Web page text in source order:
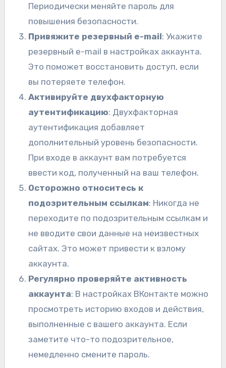
Периодически меняйте пароль для
повышения безопасности.
Привяжите резервный e-mail: Укажите
резервный e-mail в настройках аккаунта.
Это поможет восстановить доступ, если
вы потеряете телефон.
Активируйте двухфакторную
аутентификацию: Двухфакторная
аутентификация добавляет
дополнительный уровень безопасности.
При входе в аккаунт вам потребуется
ввести код, полученный на ваш телефон.
Осторожно относитесь к
подозрительным ссылкам: Никогда не
переходите по подозрительным ссылкам и
не вводите свои данные на неизвестных
сайтах. Это может привести к взлому
аккаунта.
Регулярно проверяйте активность
аккаунта: В настройках ВКонтакте можно
просмотреть историю входов и действия,
выполненные с вашего аккаунта. Если
заметите что-то подозрительное,
немедленно смените пароль.